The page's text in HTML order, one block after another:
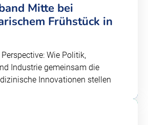
Mitte bei
Frühstück in
Wie Politik,
Industrie gemeinsam die
Innovationen stellen